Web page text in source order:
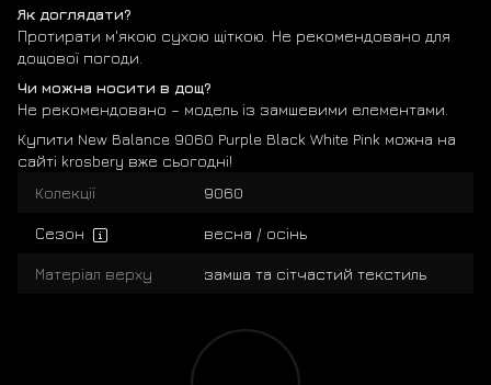
Як доглядати?
Протирати м'якою сухою щіткою. Не рекомендовано для
дощової погоди.
Чи можна носити в дощ?
Не рекомендовано – модель із замшевими елементами.
Купити New Balance 9060 Purple Black White Pink можна на
сайті krosbery вже сьогодні!
Колекції
9060
Сезон весна / осінь
Матеріал верху замша та сітчастий текстиль